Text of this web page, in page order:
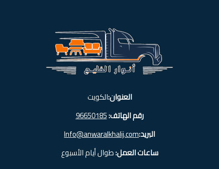
العنوان:الكويت
رقم الهاتف:96650185
البريد:Info@anwaralkhalij.com
ساعات العمل:طوال أيام الأسبوع